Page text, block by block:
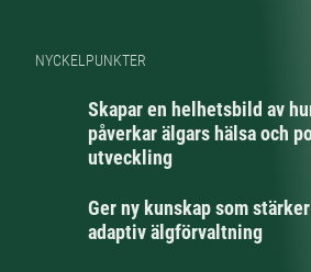
NYCKELPUNKTER
Skapar en helhetsbild av
påverkar älgars hälsa och
utveckling
Ger ny kunskap som
adaptiv älgförvaltning